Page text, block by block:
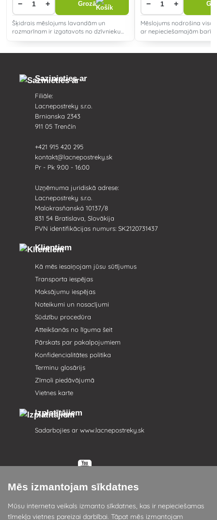
− + Grozā
Šķidrais mēslojums lavandām un
rozmarīnam ir izgatavots no dzīvnieku
− +
Mēslojums nodrošina
ar nepieciešamajām
Sazinieties ar
Filiāle:
Lacnepostreky s.r.o.
Brnianska 2343
911 05 Trenčín
+421 915 420 295
kontakt@lacnepostreky.sk
Pr - Pk 9:00 - 16:00
Uzņēmuma juridiskā adrese:
Lacnepostreky s.r.o.
Malokrasňanská 10137/8
831 54 Bratislava, Slovākija
PVN identifikācijas numurs: SK2120731437
Klientiem
Kā mēs iesaiņojam jūsu sūtījumus
Transporta iespējas
Maksājumu iespējas
Noteikumi un nosacījumi
Sūdzību procedūra
Atteikšanās no līguma šeit
Pārskats par pakalpojumiem
Konfidencialitātes politika
Terminu glosārijs
Zīmoli piedāvājumā
Vietnes karte
Izplatītājiem
Sadarbojies ar www.lacnepostreky.sk
Mēs vienmēr sniegsim jums ekspertu konsultācijas
Sūdzības tiek izskatītas 24 stundu laikā
Mēs izmantojam sīkdatnes
Mūsu interneta veikals izmanto sīkdatnes, kas ir nepieciešamas
tīmekļa vietnes pareizai darbībai. Tāpat mēs izmantojam